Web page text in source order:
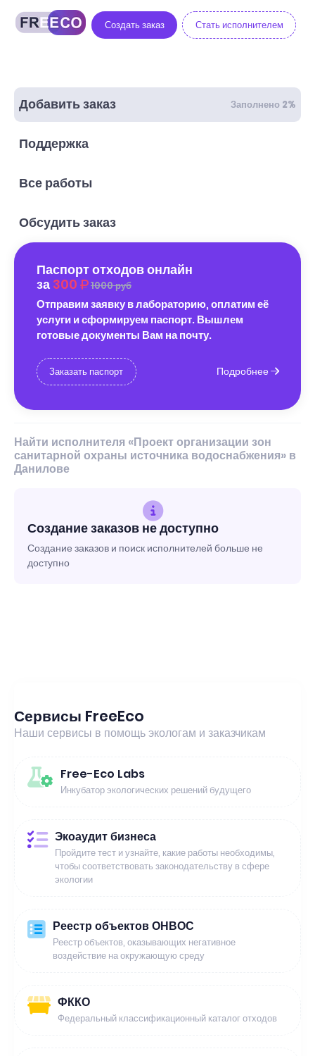
Создать заказ Стать исполнителем
Добавить заказ Заполнено 2%
Поддержка
Все работы
Обсудить заказ
Паспорт отходов онлайн
за 300 1000 руб
Отправим заявку в лабораторию, оплатим её
услуги и сформируем паспорт. Вышлем
готовые документы Вам на почту.
Заказать паспорт Подробнее
Найти исполнителя «Проект организации зон
санитарной охраны источника водоснабжения» в
Данилове
Создание заказов не доступно
Создание заказов и поиск исполнителей больше не
доступно
Сервисы FreeEco
Наши сервисы в помощь экологам и заказчикам
Free-Eco Labs
Инкубатор экологических решений будущего
Экоаудит бизнеса
Пройдите тест и узнайте, какие работы необходимы,
чтобы соответствовать законодательству в сфере
экологии
Реестр объектов ОНВОС
Реестр объектов, оказывающих негативное
воздействие на окружающую среду
ФККО
Федеральный классификационный каталог отходов